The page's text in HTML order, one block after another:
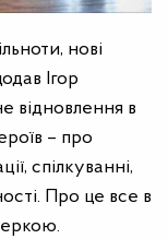
нові
Ігор
відновлення в
– про
спілкуванні,
Про це все в